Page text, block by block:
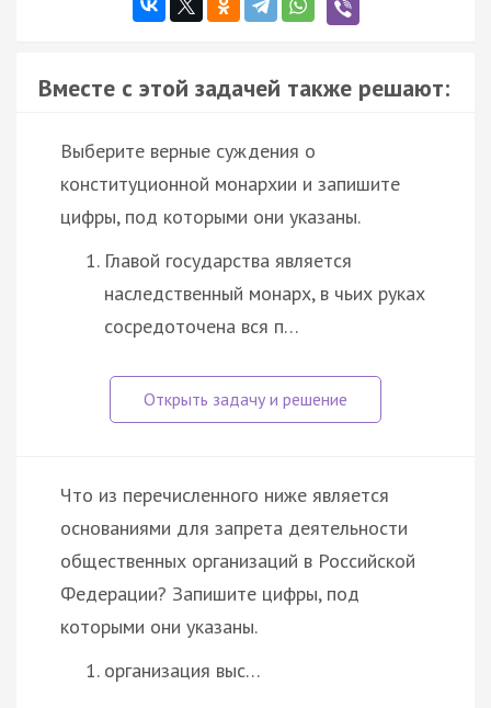
Вместе с этой задачей также решают:
Выберите верные суждения о
конституционной монархии и запишите
цифры, под которыми они указаны.
Главой государства является
наследственный монарх, в чьих руках
сосредоточена вся п…
Что из перечисленного ниже является
основаниями для запрета деятельности
общественных организаций в Российской
Федерации? Запишите цифры, под
которыми они указаны.
организация выс…